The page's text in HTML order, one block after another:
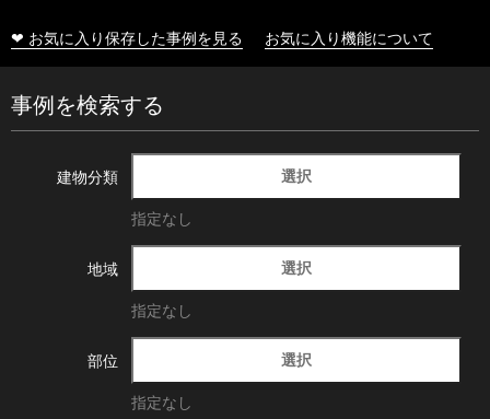
❤ お気に入り保存した事例を見る お気に入り機能について
事例を検索する
建物分類 選択
指定なし
地域 選択
指定なし
部位 選択
指定なし